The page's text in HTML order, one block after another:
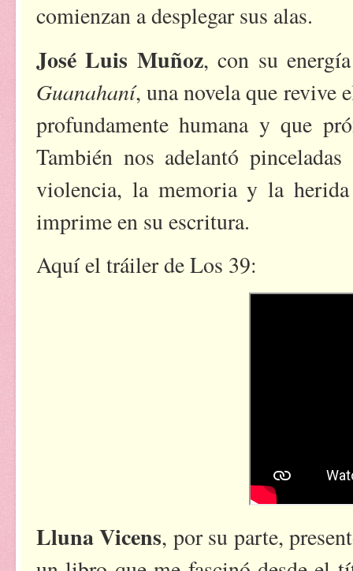
comienzan a desplegar sus alas.
José Luis Muñoz, con su
Guanahaní, una novela que revive
profundamente humana y que
También nos adelantó
violencia, la memoria y la
imprime en su escritura.
Aquí el tráiler de Los 39:
Lluna Vicens, por su parte,